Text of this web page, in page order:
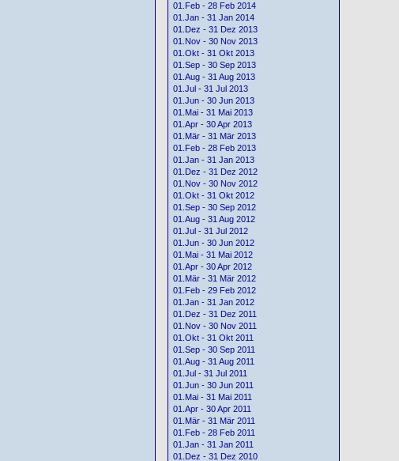
01.Feb - 28 Feb 2014
01.Jan - 31 Jan 2014
01.Dez - 31 Dez 2013
01.Nov - 30 Nov 2013
01.Okt - 31 Okt 2013
01.Sep - 30 Sep 2013
01.Aug - 31 Aug 2013
01.Jul - 31 Jul 2013
01.Jun - 30 Jun 2013
01.Mai - 31 Mai 2013
01.Apr - 30 Apr 2013
01.Mär - 31 Mär 2013
01.Feb - 28 Feb 2013
01.Jan - 31 Jan 2013
01.Dez - 31 Dez 2012
01.Nov - 30 Nov 2012
01.Okt - 31 Okt 2012
01.Sep - 30 Sep 2012
01.Aug - 31 Aug 2012
01.Jul - 31 Jul 2012
01.Jun - 30 Jun 2012
01.Mai - 31 Mai 2012
01.Apr - 30 Apr 2012
01.Mär - 31 Mär 2012
01.Feb - 29 Feb 2012
01.Jan - 31 Jan 2012
01.Dez - 31 Dez 2011
01.Nov - 30 Nov 2011
01.Okt - 31 Okt 2011
01.Sep - 30 Sep 2011
01.Aug - 31 Aug 2011
01.Jul - 31 Jul 2011
01.Jun - 30 Jun 2011
01.Mai - 31 Mai 2011
01.Apr - 30 Apr 2011
01.Mär - 31 Mär 2011
01.Feb - 28 Feb 2011
01.Jan - 31 Jan 2011
01.Dez - 31 Dez 2010